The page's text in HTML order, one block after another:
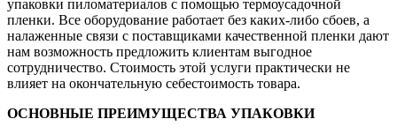
упаковки пиломатериалов с помощью термоусадочной
пленки. Все оборудование работает без каких-либо сбоев, а
налаженные связи с поставщиками качественной пленки дают
нам возможность предложить клиентам выгодное
сотрудничество. Стоимость этой услуги практически не
влияет на окончательную себестоимость товара.
ОСНОВНЫЕ ПРЕИМУЩЕСТВА УПАКОВКИ